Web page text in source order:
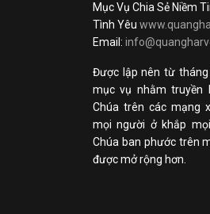
Mục Vụ Chia Sẻ Niềm
Tình Yêu
Email:
Được lập nên từ
mục vụ nhằm truyền
Chúa trên các mạng
mọi người ở khắp
Chúa ban phước trên
được mở rộng hơn.